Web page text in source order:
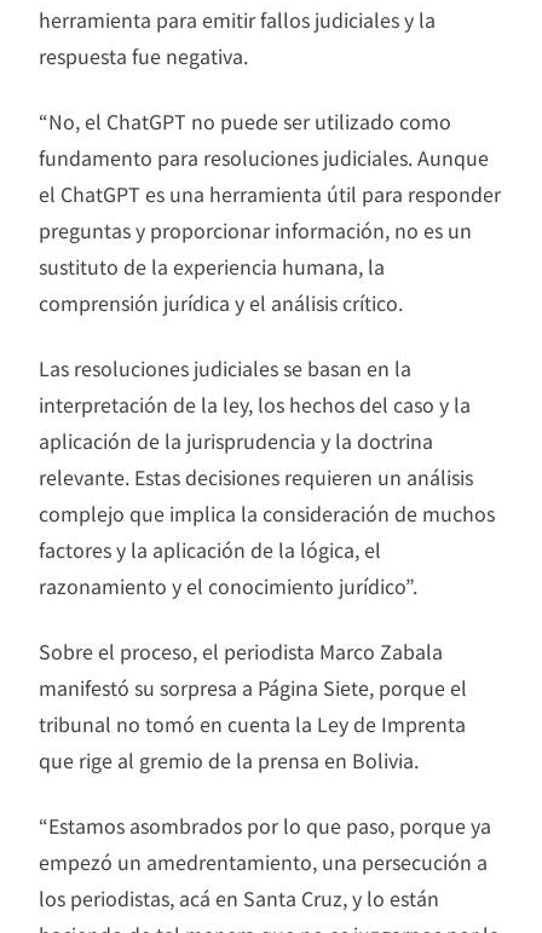
herramienta para emitir fallos judiciales y la
respuesta fue negativa.
“No, el ChatGPT no puede ser utilizado como
fundamento para resoluciones judiciales. Aunque
el ChatGPT es una herramienta útil para responder
preguntas y proporcionar información, no es un
sustituto de la experiencia humana, la
comprensión jurídica y el análisis crítico.
Las resoluciones judiciales se basan en la
interpretación de la ley, los hechos del caso y la
aplicación de la jurisprudencia y la doctrina
relevante. Estas decisiones requieren un análisis
complejo que implica la consideración de muchos
factores y la aplicación de la lógica, el
razonamiento y el conocimiento jurídico”.
Sobre el proceso, el periodista Marco Zabala
manifestó su sorpresa a Página Siete, porque el
tribunal no tomó en cuenta la Ley de Imprenta
que rige al gremio de la prensa en Bolivia.
“Estamos asombrados por lo que paso, porque ya
empezó un amedrentamiento, una persecución a
los periodistas, acá en Santa Cruz, y lo están